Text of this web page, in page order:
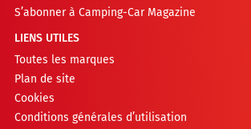
S’abonner à Camping-Car Magazine
LIENS UTILES
Toutes les marques
Plan de site
Cookies
Conditions générales d’utilisation